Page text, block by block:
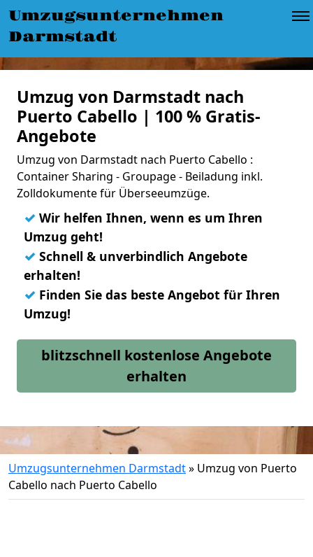
Umzugsunternehmen
Darmstadt
Umzug von Darmstadt nach
Puerto Cabello | 100 % Gratis-
Angebote
Umzug von Darmstadt nach Puerto Cabello :
Container Sharing - Groupage - Beiladung inkl.
Zolldokumente für Überseeumzüge.
✓ Wir helfen Ihnen, wenn es um Ihren
Umzug geht!
✓ Schnell & unverbindlich Angebote
erhalten!
✓ Finden Sie das beste Angebot für Ihren
Umzug!
blitzschnell kostenlose Angebote
erhalten
Umzugsunternehmen Darmstadt» Umzug von Puerto
Cabello nach Puerto Cabello